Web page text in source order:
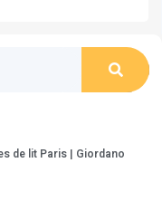
de lit Paris | Giordano